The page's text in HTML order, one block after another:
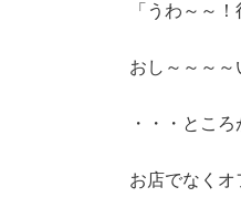
「うわ～～
おし～～～～
・・・とこ
お店でなくオ